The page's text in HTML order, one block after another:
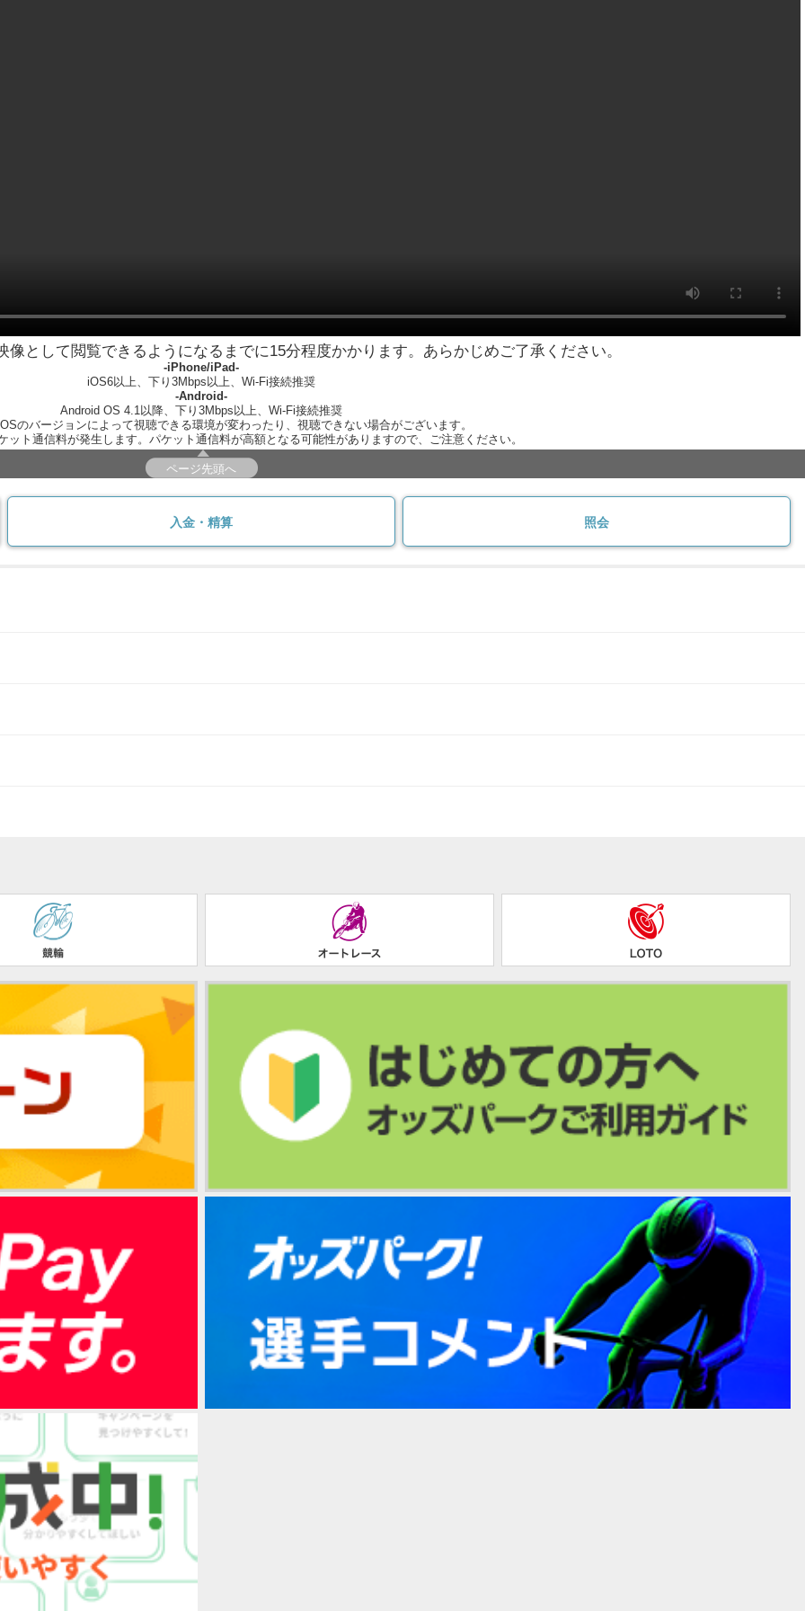
として閲覧できるようになるまでに15分程度かかります。あらかじめご了承ください。
-iPhone/iPad-
iOS6以上、下り3Mbps以上、Wi-Fi接続推奨
-Android-
Android OS 4.1以降、下り3Mbps以上、Wi-Fi接続推奨
のバージョンによって視聴できる環境が変わったり、視聴できない場合がございます。
ト通信料が発生します。パケット通信料が高額となる可能性がありますので、ご注意ください。
ページ先頭へ
入金・精算 照会